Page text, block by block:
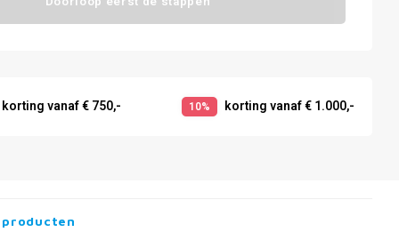
korting vanaf € 750,- 10% korting vanaf € 1.000,-